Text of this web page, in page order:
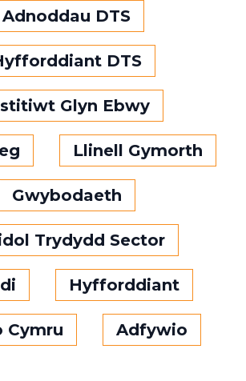
Adnoddau DTS
DTS
Glyn Ebwy
Llinell Gymorth
Gwybodaeth
Trydydd Sector
Hyfforddiant
Cymru Adfywio